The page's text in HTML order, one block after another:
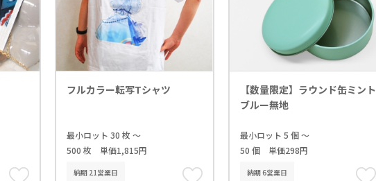
フルカラー転写Tシャツ
最小ロット 30 枚 ～
500 枚 単価1,815円
納期 21営業日
【数量限定】ラウンド缶ミント
ブルー無地
最小ロット 5 個 ～
50 個 単価298円
納期 6営業日